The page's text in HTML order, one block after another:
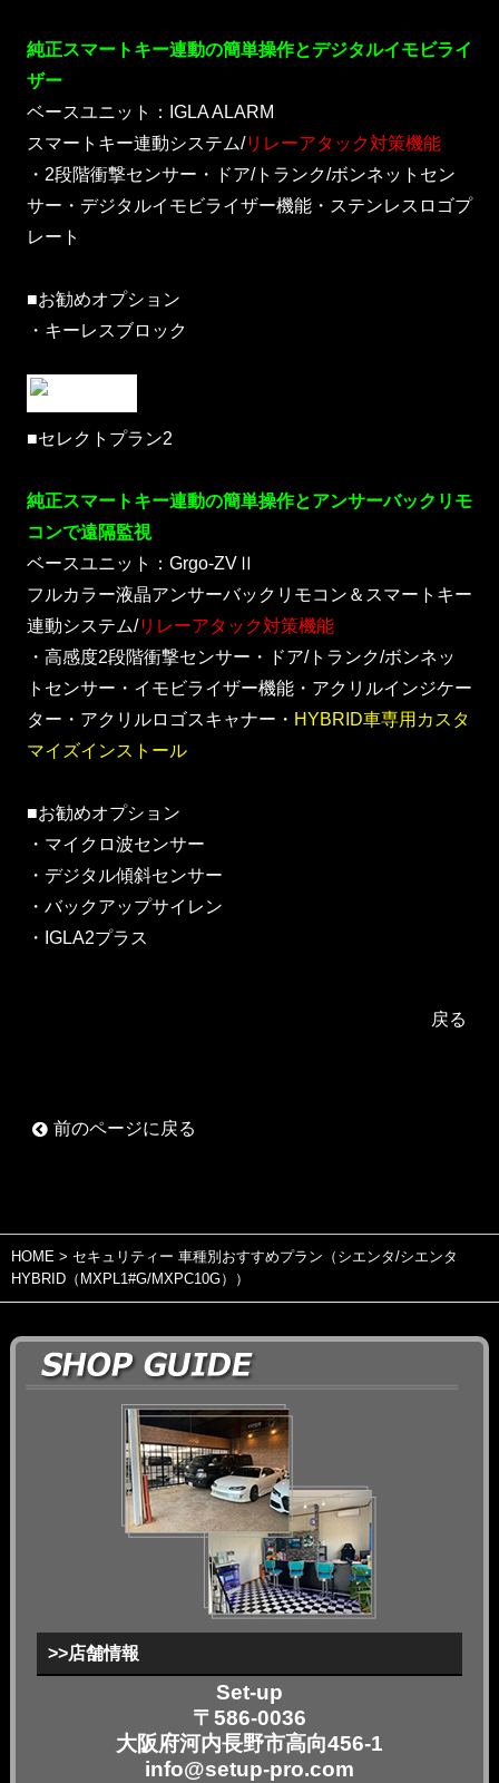
純正スマートキー連動の簡単操作とデジタルイモビライ
ザー
ベースユニット：IGLA ALARM
スマートキー連動システム/リレーアタック対策機能
・2段階衝撃センサー・ドア/トランク/ボンネットセン
サー・デジタルイモビライザー機能・ステンレスロゴプ
レート
■お勧めオプション
・キーレスブロック
■セレクトプラン2
純正スマートキー連動の簡単操作とアンサーバックリモ
コンで遠隔監視
ベースユニット：Grgo-ZVⅡ
フルカラー液晶アンサーバックリモコン＆スマートキー
連動システム/リレーアタック対策機能
・高感度2段階衝撃センサー・ドア/トランク/ボンネッ
トセンサー・イモビライザー機能・アクリルインジケー
ター・アクリルロゴスキャナー・ HYBRID車専用カスタ
マイズインストール
■お勧めオプション
・マイクロ波センサー
・デジタル傾斜センサー
・バックアップサイレン
・IGLA2プラス
戻る
前のページに戻る
HOME > セキュリティー 車種別おすすめプラン（シエンタ/シエンタ
HYBRID（MXPL1#G/MXPC10G））
>>店舗情報
Set-up
〒586-0036
大阪府河内長野市高向456-1
info@setup-pro.com